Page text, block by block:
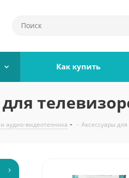
Как купить
аудио-видеотехника - Аксессуары